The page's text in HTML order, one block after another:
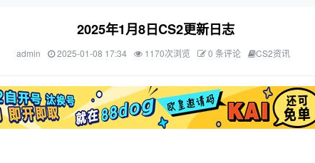
2025年1月8日CS2更新日志
admin 2025-01-08 17:34 1170次浏览 0 条评论 CS2资讯